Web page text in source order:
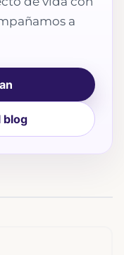
a
blog